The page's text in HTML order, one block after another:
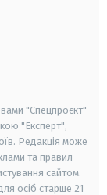
"Спецпроєкт"
"Експерт",
Редакція може
та правил
сайтом.
осіб старше 21